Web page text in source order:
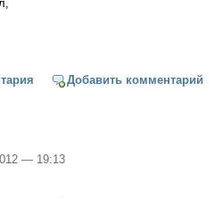
Добавить комментарий
— 19:13